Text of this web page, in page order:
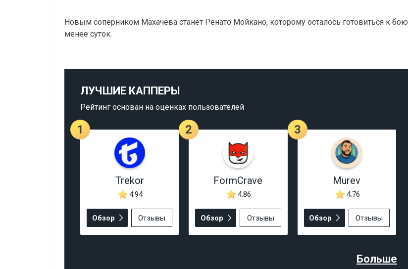
Новым соперником Махачева станет Ренато Мойкано, которому осталось готовиться к бою
менее суток.
ЛУЧШИЕ КАППЕРЫ
Рейтинг основан на оценках пользователей
1
Trekor
4.94
Обзор Отзывы
2
FormCrave
4.86
Обзор Отзывы
3
Murev
4.76
Обзор Отзывы
Больше